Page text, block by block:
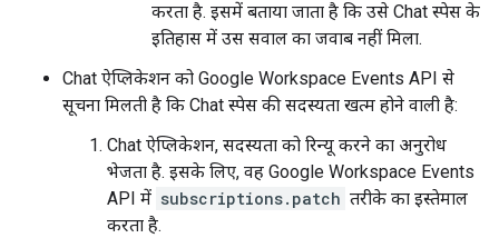
करता है. इसमें बताया जाता है कि उसे Chat स्पेस के
इतिहास में उस सवाल का जवाब नहीं मिला.
Chat ऐप्लिकेशन को Google Workspace Events API से
सूचना मिलती है कि Chat स्पेस की सदस्यता खत्म होने वाली है:
Chat ऐप्लिकेशन, सदस्यता को रिन्यू करने का अनुरोध
भेजता है. इसके लिए, वह Google Workspace Events
API में subscriptions.patch तरीके का इस्तेमाल
करता है.